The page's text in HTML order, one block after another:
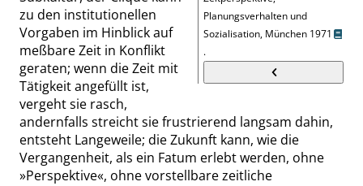
Planungsverhalten und
Sozialisation, München 1971
.
zu den institutionellen
Vorgaben im Hinblick auf
meßbare Zeit in Konflikt
geraten; wenn die Zeit mit
Tätigkeit angefüllt ist,
vergeht sie rasch,
andernfalls streicht sie frustrierend langsam dahin,
entsteht Langeweile; die Zukunft kann, wie die
Vergangenheit, als ein Fatum erlebt werden, ohne
»Perspektive«, ohne vorstellbare zeitliche